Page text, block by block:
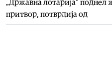
„Државна лотарија“ поднел
притвор, потврдија од